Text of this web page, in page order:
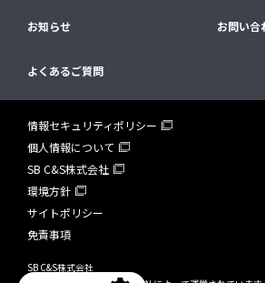
お知らせ お問い合
よくあるご質問
情報セキュリティポリシー
個人情報について
SB C&S株式会社
環境方針
サイトポリシー
免責事項
SB C&S株式会社